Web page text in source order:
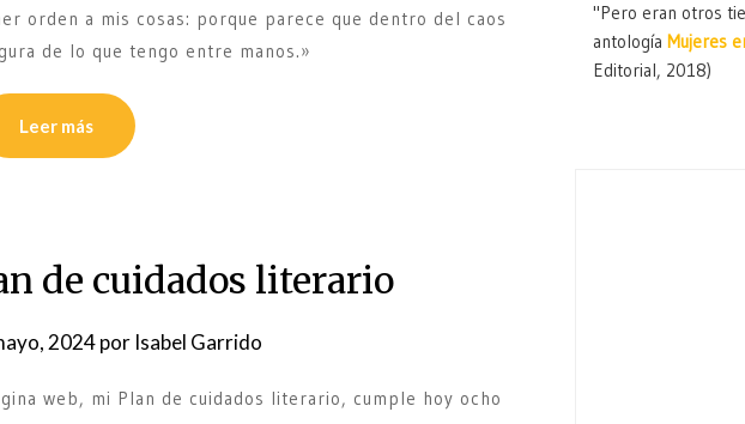
orden a mis cosas: porque parece que dentro del caos
de lo que tengo entre manos.»
Leer más
de cuidados literario
2024por Isabel Garrido
web, mi Plan de cuidados literario, cumple hoy ocho
"Pero eran otros
antología Mujeres
Editorial, 2018)